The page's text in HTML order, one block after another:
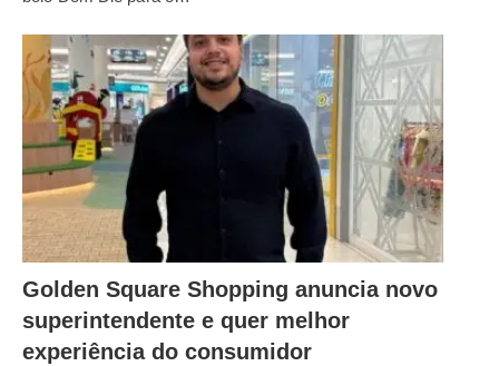
Golden Square Shopping anuncia novo
superintendente e quer melhor
experiência do consumidor